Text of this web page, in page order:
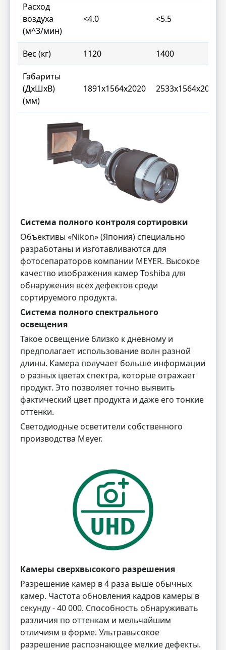
Расход
воздуха
(м^3/мин)
<4.0 <5.5
Вес (кг) 1120 1400
Габариты
(ДxШxВ)
(мм)
1891x1564x2020 2533x1564x2020
Система полного контроля сортировки
Объективы «Nikon» (Япония) специально
разработаны и изготавливаются для
фотосепараторов компании MEYER. Высокое
качество изображения камер Toshiba для
обнаружения всех дефектов среди
сортируемого продукта.
Система полного спектрального
освещения
Такое освещение близко к дневному и
предполагает использование волн разной
длины. Камера получает больше информации
о разных цветах спектра, которые отражает
продукт. Это позволяет точно выявить
фактический цвет продукта и даже его тонкие
оттенки.
Светодиодные осветители собственного
производства Meyer.
Камеры сверхвысокого разрешения
Разрешение камер в 4 раза выше обычных
камер. Частота обновления кадров камеры в
секунду - 40 000. Способность обнаруживать
различия по оттенкам и мельчайшим
отличиям в форме. Ультравысокое
разрешение распознающее мелкие дефекты.